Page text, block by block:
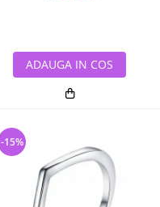
ADAUGA IN COS
-15%